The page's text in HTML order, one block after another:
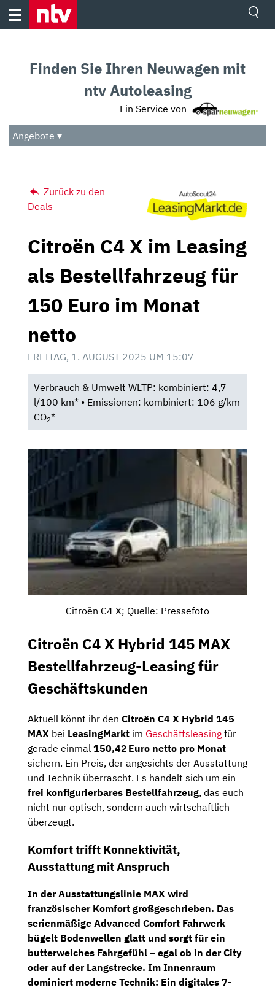
Skip
Audio
Das Beste
Finden Sie Ihren Neuwagen mit
ntv Autoleasing
Ein Service von
Angebote ▾
Zurück zu den
Deals
Citroën C4 X im Leasing
als Bestellfahrzeug für
150 Euro im Monat
netto
FREITAG, 1. AUGUST 2025 UM 15:07
Verbrauch & Umwelt WLTP: kombiniert: 4,7
l/100 km* • Emissionen: kombiniert: 106 g/km
CO2*
Citroën C4 X; Quelle: Pressefoto
Citroën C4 X Hybrid 145 MAX
Bestellfahrzeug-Leasing für
Geschäftskunden
Aktuell könnt ihr den Citroën C4 X Hybrid 145
MAX bei LeasingMarkt im Geschäftsleasing für
gerade einmal 150,42 Euro netto pro Monat
sichern. Ein Preis, der angesichts der Ausstattung
und Technik überrascht. Es handelt sich um ein
frei konfigurierbares Bestellfahrzeug, das euch
nicht nur optisch, sondern auch wirtschaftlich
überzeugt.
Komfort trifft Konnektivität,
Ausstattung mit Anspruch
In der Ausstattungslinie MAX wird
französischer Komfort großgeschrieben. Das
serienmäßige Advanced Comfort Fahrwerk
bügelt Bodenwellen glatt und sorgt für ein
butterweiches Fahrgefühl – egal ob in der City
oder auf der Langstrecke. Im Innenraum
dominiert moderne Technik: Ein digitales 7-